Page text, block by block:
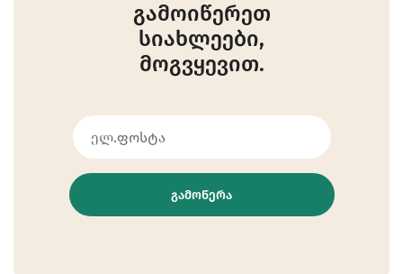
გამოიწერეთ
სიახლეები,
მოგვყევით.
ᲒᲐᲛᲝᲬᲔᲠᲐ